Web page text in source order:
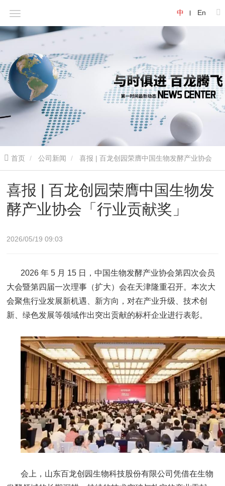
中 En
首页 公司新闻
「行业贡献奖」
喜报 | 百龙创园荣膺中国生物发
酵产业协会「行业贡献奖」
2026/05/19 09:03
2026 年 5 月 15 日，中国生物发酵产业协会第四次会员
大会暨第四届一次理事（扩大）会在天津隆重召开。本次大
会聚焦行业发展新机遇、新方向，对在产业升级、技术创
新、绿色发展等领域作出突出贡献的标杆企业进行表彰。
会上，山东百龙创园生物科技股份有限公司凭借在生物